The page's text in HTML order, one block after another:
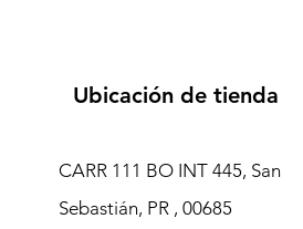
Ubicación de tienda
CARR 111 BO INT 445, San
Sebastián, PR , 00685